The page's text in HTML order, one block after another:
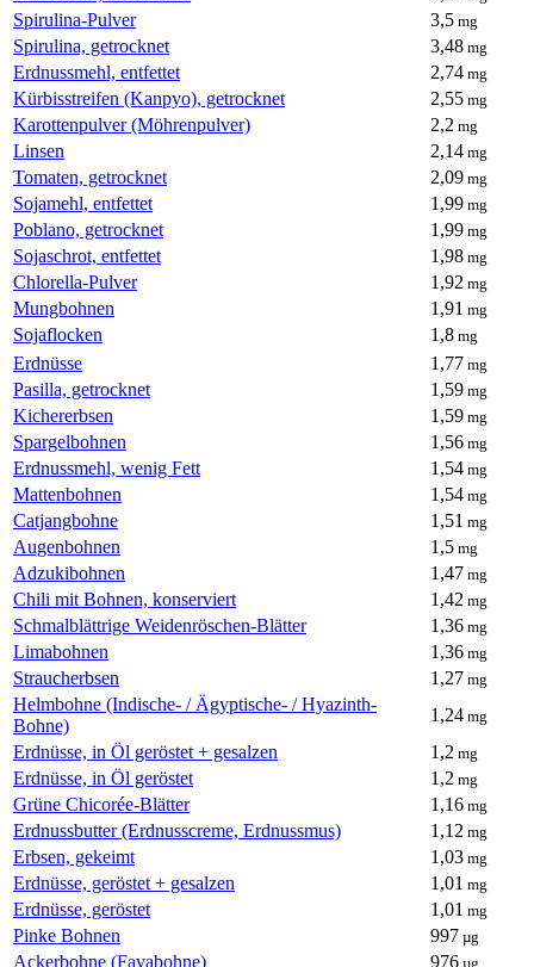
Spirulina-Pulver 3,5 mg
Spirulina, getrocknet 3,48 mg
Erdnussmehl, entfettet 2,74 mg
Kürbisstreifen (Kanpyo), getrocknet 2,55 mg
Karottenpulver (Möhrenpulver) 2,2 mg
Linsen 2,14 mg
Tomaten, getrocknet 2,09 mg
Sojamehl, entfettet 1,99 mg
Poblano, getrocknet 1,99 mg
Sojaschrot, entfettet 1,98 mg
Chlorella-Pulver 1,92 mg
Mungbohnen 1,91 mg
Sojaflocken 1,8 mg
Erdnüsse 1,77 mg
Pasilla, getrocknet 1,59 mg
Kichererbsen 1,59 mg
Spargelbohnen 1,56 mg
Erdnussmehl, wenig Fett 1,54 mg
Mattenbohnen 1,54 mg
Catjangbohne 1,51 mg
Augenbohnen 1,5 mg
Adzukibohnen 1,47 mg
Chili mit Bohnen, konserviert 1,42 mg
Schmalblättrige Weidenröschen-Blätter 1,36 mg
Limabohnen 1,36 mg
Straucherbsen 1,27 mg
Helmbohne (Indische- / Ägyptische- / Hyazinth-
Bohne)
1,24 mg
Erdnüsse, in Öl geröstet + gesalzen 1,2 mg
Erdnüsse, in Öl geröstet 1,2 mg
Grüne Chicorée-Blätter 1,16 mg
Erdnussbutter (Erdnusscreme, Erdnussmus) 1,12 mg
Erbsen, gekeimt 1,03 mg
Erdnüsse, geröstet + gesalzen 1,01 mg
Erdnüsse, geröstet 1,01 mg
Pinke Bohnen 997 µg
Ackerbohne (Favabohne) 976 µg